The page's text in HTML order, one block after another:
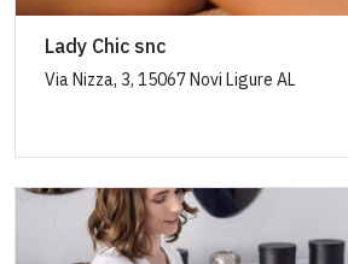
Lady Chic snc
Via Nizza, 3, 15067 Novi Ligure AL